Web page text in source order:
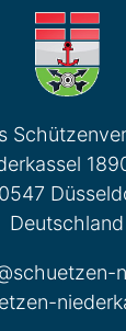
Deutschland